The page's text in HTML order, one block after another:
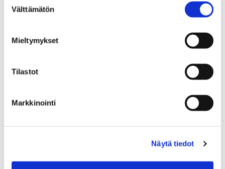
valinta
Välttämätön
Mieltymykset
Tilastot
Markkinointi
Näytä tiedot
korjaamaan ja tuunaamaan vaatteita yhdessä!